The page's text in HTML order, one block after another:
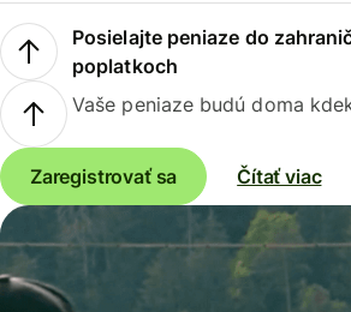
Posielajte peniaze do
poplatkoch
Vaše peniaze budú doma
Zaregistrovať sa Čítať viac